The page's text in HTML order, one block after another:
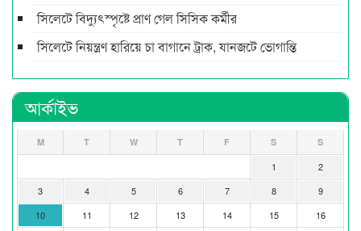
সিলেটে বিদ্যুৎস্পৃষ্টে প্রাণ গেল সিসিক কর্মীর
সিলেটে নিয়ন্ত্রণ হারিয়ে চা বাগানে ট্রাক, যানজটে ভোগান্তি
আর্কাইভ
M T W T F S S
1
2
3
4 5 6 7 8
9
10
11 12 13 14 15
16